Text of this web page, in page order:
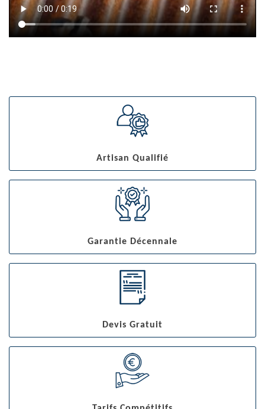
Artisan Qualifié
Garantie Décennale
Devis Gratuit